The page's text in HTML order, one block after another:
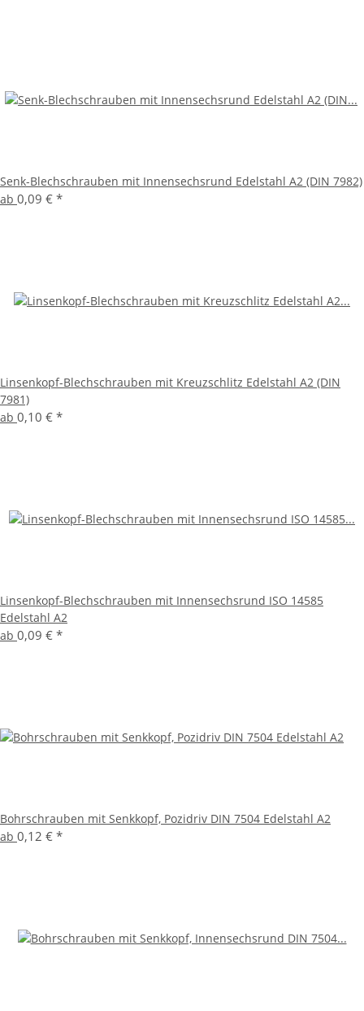
Senk-Blechschrauben mit Innensechsrund Edelstahl A2 (DIN 7982)
ab 0,09 € *
Linsenkopf-Blechschrauben mit Kreuzschlitz Edelstahl A2 (DIN
7981)
ab 0,10 € *
Linsenkopf-Blechschrauben mit Innensechsrund ISO 14585
Edelstahl A2
ab 0,09 € *
Bohrschrauben mit Senkkopf, Pozidriv DIN 7504 Edelstahl A2
ab 0,12 € *